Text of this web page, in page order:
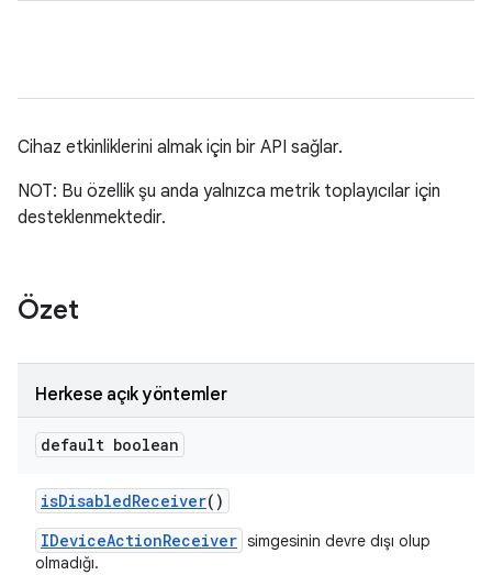
Cihaz etkinliklerini almak için bir API sağlar.
NOT: Bu özellik şu anda yalnızca metrik toplayıcılar için
desteklenmektedir.
Özet
Herkese açık yöntemler
default boolean
isDisabledReceiver()
IDeviceActionReceiver simgesinin devre dışı olup
olmadığı.